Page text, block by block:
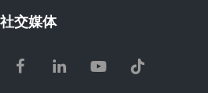
社交媒体
Facebook
LinkedInYoutubeTiktok